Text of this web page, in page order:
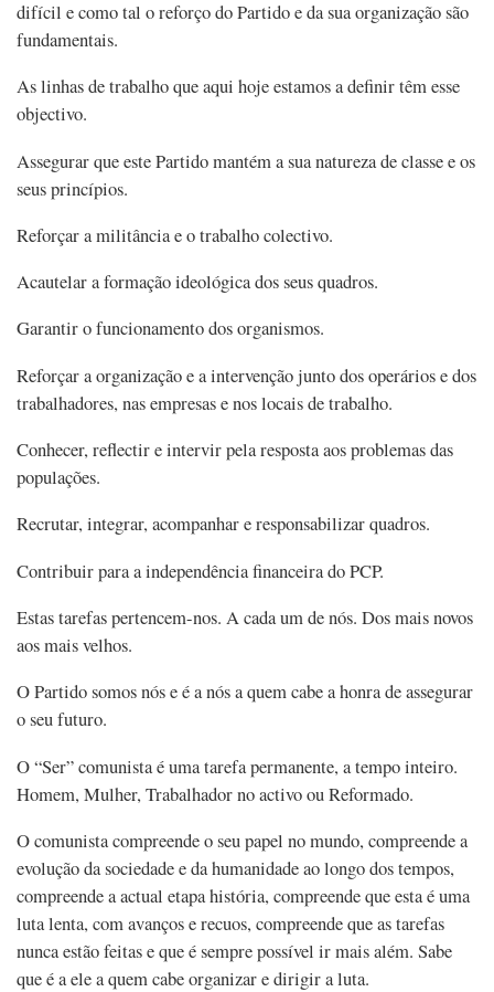
difícil e como tal o reforço do Partido e da sua organização são
fundamentais.
As linhas de trabalho que aqui hoje estamos a definir têm esse
objectivo.
Assegurar que este Partido mantém a sua natureza de classe e os
seus princípios.
Reforçar a militância e o trabalho colectivo.
Acautelar a formação ideológica dos seus quadros.
Garantir o funcionamento dos organismos.
Reforçar a organização e a intervenção junto dos operários e dos
trabalhadores, nas empresas e nos locais de trabalho.
Conhecer, reflectir e intervir pela resposta aos problemas das
populações.
Recrutar, integrar, acompanhar e responsabilizar quadros.
Contribuir para a independência financeira do PCP.
Estas tarefas pertencem-nos. A cada um de nós. Dos mais novos
aos mais velhos.
O Partido somos nós e é a nós a quem cabe a honra de assegurar
o seu futuro.
O “Ser” comunista é uma tarefa permanente, a tempo inteiro.
Homem, Mulher, Trabalhador no activo ou Reformado.
O comunista compreende o seu papel no mundo, compreende a
evolução da sociedade e da humanidade ao longo dos tempos,
compreende a actual etapa história, compreende que esta é uma
luta lenta, com avanços e recuos, compreende que as tarefas
nunca estão feitas e que é sempre possível ir mais além. Sabe
que é a ele a quem cabe organizar e dirigir a luta.